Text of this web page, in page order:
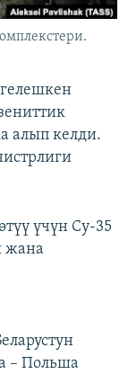
алып келди.
үчүн Су-35
жана
– Польша